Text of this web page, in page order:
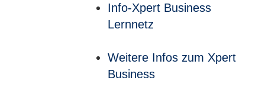
Info-Xpert Business
Lernnetz
Weitere Infos zum Xpert
Business